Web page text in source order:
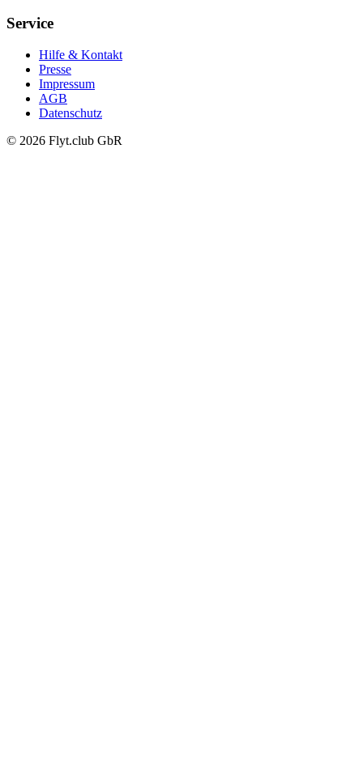
Service
Hilfe & Kontakt
Presse
Impressum
AGB
Datenschutz
© 2026 Flyt.club GbR